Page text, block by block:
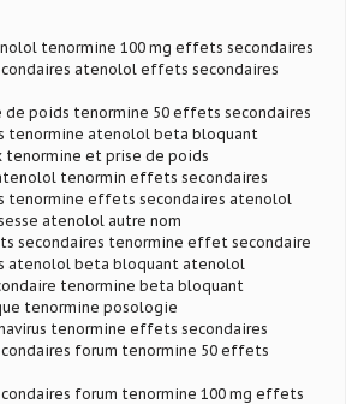
tenormine 100 mg effets secondaires
atenolol effets secondaires
poids tenormine 50 effets secondaires
tenormine atenolol beta bloquant
tenormine et prise de poids
tenormin effets secondaires
tenormine effets secondaires atenolol
atenolol autre nom
secondaires tenormine effet secondaire
atenolol beta bloquant atenolol
tenormine beta bloquant
tenormine posologie
tenormine effets secondaires
forum tenormine 50 effets
forum tenormine 100 mg effets